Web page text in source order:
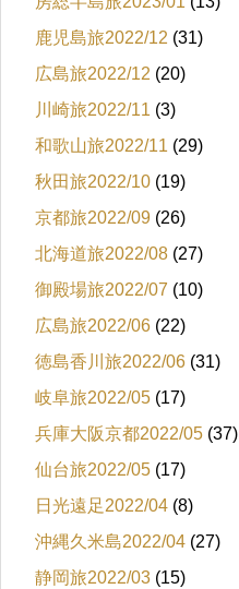
鹿児島旅2022/12 (31)
広島旅2022/12 (20)
川崎旅2022/11 (3)
和歌山旅2022/11 (29)
秋田旅2022/10 (19)
京都旅2022/09 (26)
北海道旅2022/08 (27)
御殿場旅2022/07 (10)
広島旅2022/06 (22)
徳島香川旅2022/06 (31)
岐阜旅2022/05 (17)
兵庫大阪京都2022/05 (37)
仙台旅2022/05 (17)
日光遠足2022/04 (8)
沖縄久米島2022/04 (27)
静岡旅2022/03 (15)